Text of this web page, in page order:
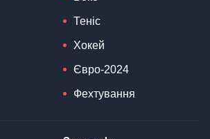
Теніс
Хокей
Євро-2024
Фехтування